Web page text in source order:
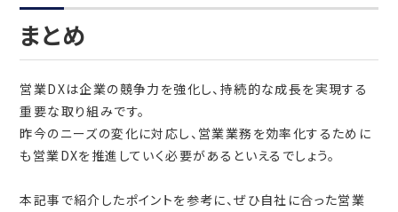
まとめ
営業DXは企業の競争力を強化し、持続的な成長を実現する
重要な取り組みです。
昨今のニーズの変化に対応し、営業業務を効率化するために
も営業DXを推進していく必要があるといえるでしょう。
本記事で紹介したポイントを参考に、ぜひ自社に合った営業